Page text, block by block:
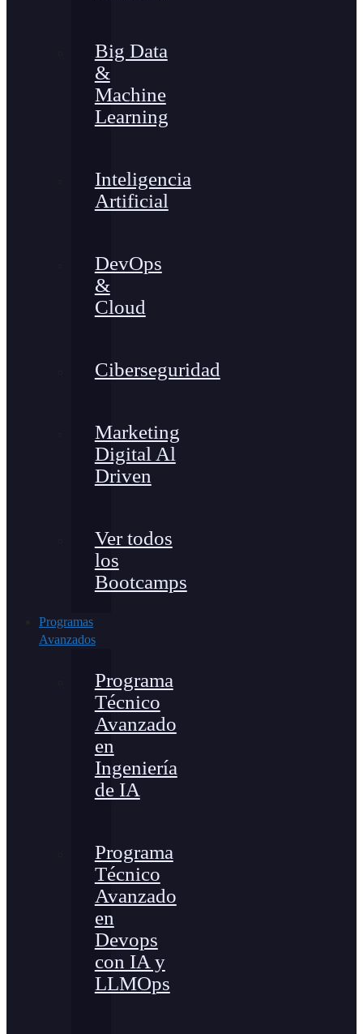
Big Data
&
Machine
Learning
Inteligencia
Artificial
DevOps
&
Cloud
Ciberseguridad
Marketing
Digital Al
Driven
Ver todos
los
Bootcamps
Programas
Avanzados
Programa
Técnico
Avanzado
en
Ingeniería
de IA
Programa
Técnico
Avanzado
en
Devops
con IA y
LLMOps